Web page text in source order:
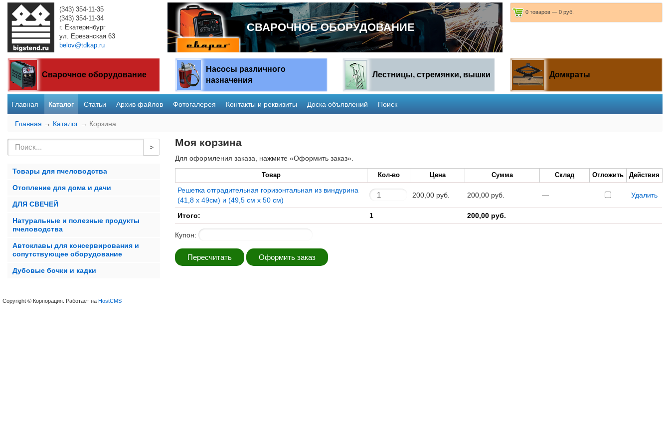
(343) 354-11-35
(343) 354-11-34
г. Екатеринбург
ул. Ереванская 63
belov@tdkap.ru
СВАРОЧНОЕ ОБОРУДОВАНИЕ
0 товаров — 0 руб.
Сварочное оборудование
Насосы различного
назначения
Лестницы, стремянки, вышки Домкраты
Главная Каталог Статьи Архив файлов Фотогалерея Контакты и реквизиты Доска объявлений Поиск
Главная → Каталог → Корзина
Товары для пчеловодства
Отопление для дома и дачи
ДЛЯ СВЕЧЕЙ
Натуральные и полезные продукты
пчеловодства
Автоклавы для консервирования и
сопутствующее оборудование
Дубовые бочки и кадки
Моя корзина
Для оформления заказа, нажмите «Оформить заказ».
Товар Кол-во Цена Сумма Склад Отложить Действия
Решетка отградительная горизонтальная из виндурина
(41,8 х 49см) и (49,5 см х 50 см)
200,00 руб. 200,00 руб. — Удалить
Итого: 1 200,00 руб.
Купон:
Copyright © Корпорация. Работает на HostCMS